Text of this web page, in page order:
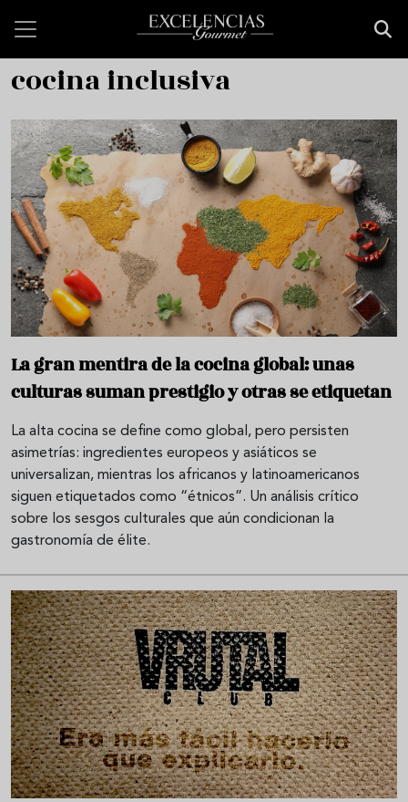
cocina inclusiva
La gran mentira de la cocina global: unas
culturas suman prestigio y otras se etiquetan
La alta cocina se define como global, pero persisten
asimetrías: ingredientes europeos y asiáticos se
universalizan, mientras los africanos y latinoamericanos
siguen etiquetados como “étnicos”. Un análisis crítico
sobre los sesgos culturales que aún condicionan la
gastronomía de élite.